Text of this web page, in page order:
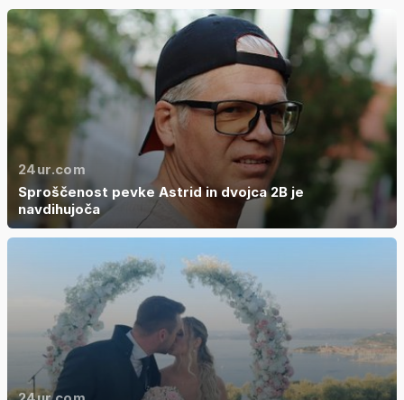
24ur.com
Sproščenost pevke Astrid in dvojca 2B je
navdihujoča